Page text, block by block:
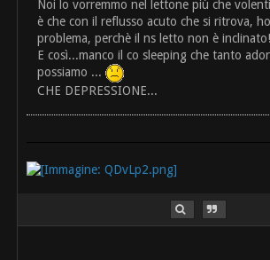
Noi lo vorremmo nel lettone più che
è che con il reflusso acuto che si ritrova,
problema, perchè il ns letto non è inclinato!
E così...manco il co sleeping che tanto
possiamo ...
CHE DEPRESSIONE...